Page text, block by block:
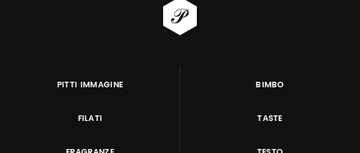
PITTI IMMAGINE BIMBO
FILATI TASTE